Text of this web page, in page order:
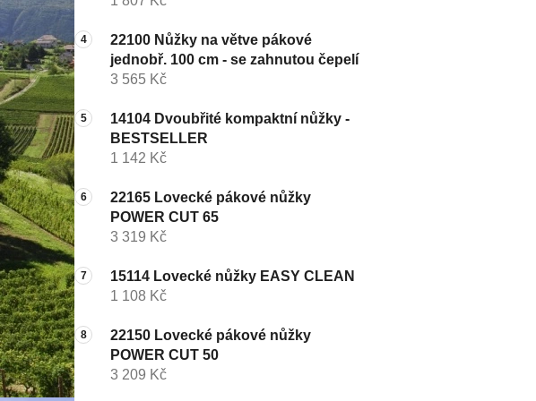
22100 Nůžky na větve pákové
jednobř. 100 cm - se zahnutou čepelí
3 565 Kč
14104 Dvoubřité kompaktní nůžky -
BESTSELLER
1 142 Kč
22165 Lovecké pákové nůžky
POWER CUT 65
3 319 Kč
15114 Lovecké nůžky EASY CLEAN
1 108 Kč
22150 Lovecké pákové nůžky
POWER CUT 50
3 209 Kč